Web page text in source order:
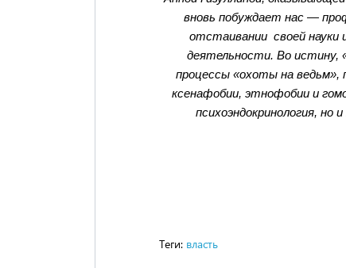
вновь побуждает нас —
отстаивании своей науки
деятельности. Во истину,
процессы «охоты на ведьм»,
ксенафобии, этнофобии и
психоэндокринология, но
Теги: власть